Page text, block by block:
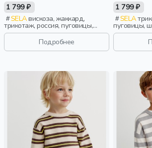
1 799 ₽
SELAвискоза, жаккард,
трикотаж, россия, пуговицы,
прямые, полоски, длинные,
вязаные, длинный рукав,
застежка, оборка, вырез, круглый
вырез, девочки, дети
Подробнее
1 799 ₽
SELAтрикотаж, россия,
пуговицы,
полоски,
длинный
разрез,
девочки,